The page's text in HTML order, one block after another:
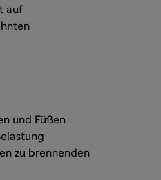
auf
und Füßen
zu brennenden